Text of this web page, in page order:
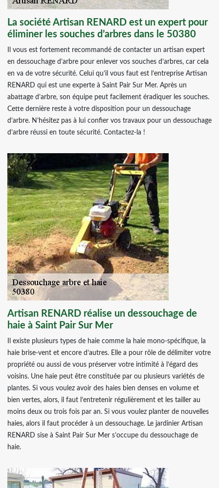
La société Artisan RENARD est un expert pour
éliminer les souches d’arbres dans le 50380
Il vous est fortement recommandé de contacter un artisan expert
en dessouchage d’arbre pour enlever vos souches d’arbres, car cela
en va de votre sécurité. Celui qu’il vous faut est l’entreprise Artisan
RENARD qui est une experte à Saint Pair Sur Mer. Après un
abattage d’arbre, son équipe peut facilement éradiquer les souches.
Cette dernière reste à votre disposition pour un dessouchage
d’arbre. N’hésitez pas à lui confier vos travaux pour un dessouchage
d’arbre réussi en toute sécurité. Contactez-la !
Artisan RENARD réalise un dessouchage de
haie à Saint Pair Sur Mer
Il existe plusieurs types de haie comme la haie mono-spécifique, la
haie brise-vent et encore d’autres. Elle a pour rôle de délimiter votre
propriété ou aussi de vous préserver votre intimité à l’égard des
voisins. Une haie peut être constituée par ou plusieurs variétés de
plantes. Si vous voulez avoir des haies bien denses en volume et
bien vertes, alors, il faut l’entretenir régulièrement et les tailler au
moins deux ou trois fois par an. Si vous voulez planter de nouvelles
haies, alors il faut procéder à un dessouchage. Le jardinier Artisan
RENARD sise à Saint Pair Sur Mer s’occupe du dessouchage de
haie.